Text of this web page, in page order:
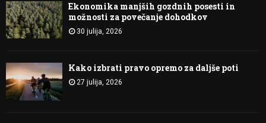
Ekonomika manjših gozdnih posesti in
možnosti za povečanje dohodkov
30 julija, 2026
Kako izbrati pravo opremo za daljše poti
27 julija, 2026